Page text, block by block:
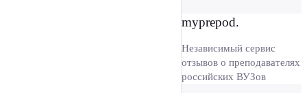
myprepod.
Независимый сервис
отзывов о преподавателях
российских ВУЗов